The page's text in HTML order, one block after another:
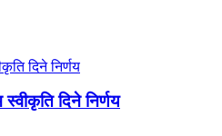
दिने निर्णय